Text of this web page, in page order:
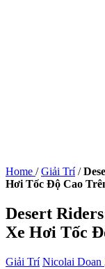
Home / Giải Trí /
Hơi Tốc Độ Cao
Desert
Xe Hơi Tốc
Giải Trí Nicolai Doan